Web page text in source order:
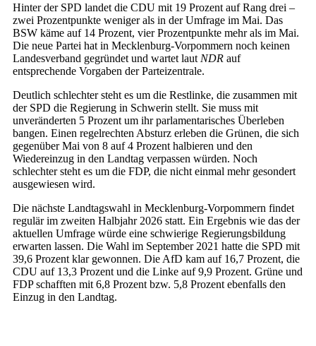
Hinter der SPD landet die CDU mit 19 Prozent auf Rang drei –
zwei Prozentpunkte weniger als in der Umfrage im Mai. Das
BSW käme auf 14 Prozent, vier Prozentpunkte mehr als im Mai.
Die neue Partei hat in Mecklenburg-Vorpommern noch keinen
Landesverband gegründet und wartet laut NDR auf
entsprechende Vorgaben der Parteizentrale.
Deutlich schlechter steht es um die Restlinke, die zusammen mit
der SPD die Regierung in Schwerin stellt. Sie muss mit
unveränderten 5 Prozent um ihr parlamentarisches Überleben
bangen. Einen regelrechten Absturz erleben die Grünen, die sich
gegenüber Mai von 8 auf 4 Prozent halbieren und den
Wiedereinzug in den Landtag verpassen würden. Noch
schlechter steht es um die FDP, die nicht einmal mehr gesondert
ausgewiesen wird.
Die nächste Landtagswahl in Mecklenburg-Vorpommern findet
regulär im zweiten Halbjahr 2026 statt. Ein Ergebnis wie das der
aktuellen Umfrage würde eine schwierige Regierungsbildung
erwarten lassen. Die Wahl im September 2021 hatte die SPD mit
39,6 Prozent klar gewonnen. Die AfD kam auf 16,7 Prozent, die
CDU auf 13,3 Prozent und die Linke auf 9,9 Prozent. Grüne und
FDP schafften mit 6,8 Prozent bzw. 5,8 Prozent ebenfalls den
Einzug in den Landtag.